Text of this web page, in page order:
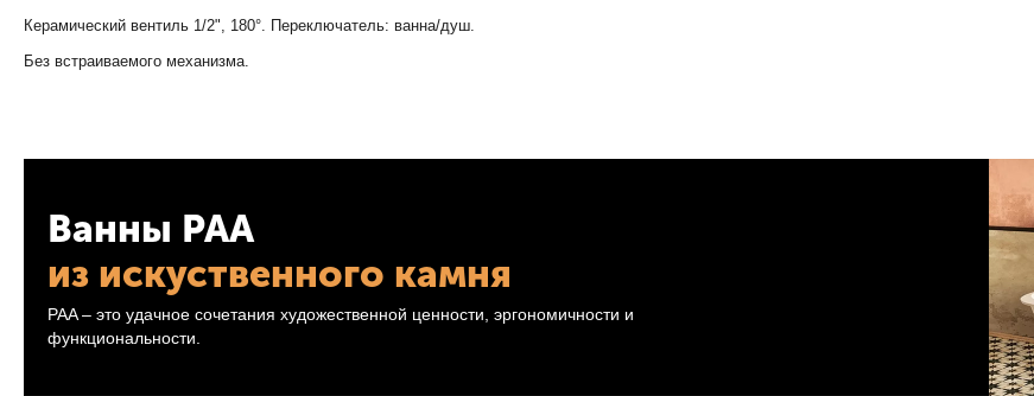
Керамический вентиль 1/2", 180°. Переключатель: ванна/душ.
Без встраиваемого механизма.
Ванны PAA
из искуственного камня
PAA – это удачное сочетания художественной ценности, эргономичности и
функциональности.